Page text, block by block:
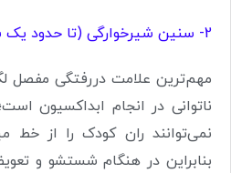
2- سنین شیرخوارگی (تا حدود یک سالگی)
مهم‌ترین علامت دررفتگی مفصل
ناتوانی در انجام ابداکسیون
نمی‌توانند ران کودک را از خط
بنابراین در هنگام شستشو و